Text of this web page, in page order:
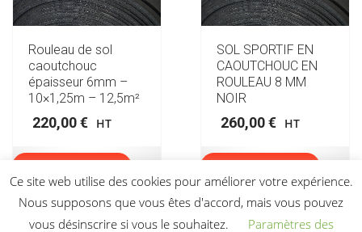
Rouleau de sol
caoutchouc
épaisseur 6mm –
10×1,25m – 12,5m²
220,00€ HT
SOL SPORTIF EN
CAOUTCHOUC EN
ROULEAU 8 MM
NOIR
260,00€ HT
Ce site web utilise des cookies pour améliorer votre expérience.
Nous supposons que vous êtes d'accord, mais vous pouvez
vous désinscrire si vous le souhaitez.
Paramètres des